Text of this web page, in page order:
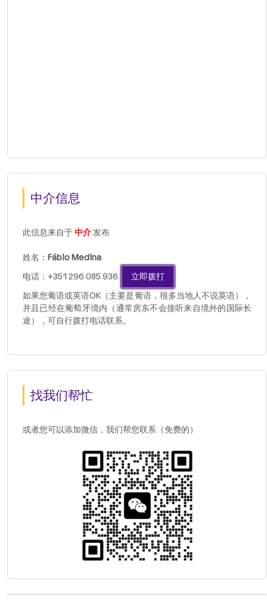
中介信息
此信息来自于中介发布
姓名： Fábio Medina
电话：+351 296 085 936
立即拨打
如果您葡语或英语OK（主要是葡语，很多当地人不说英语），
并且已经在葡萄牙境内（通常房东不会接听来自境外的国际长
途），可自行拨打电话联系。
找我们帮忙
或者您可以添加微信，我们帮您联系（免费的）